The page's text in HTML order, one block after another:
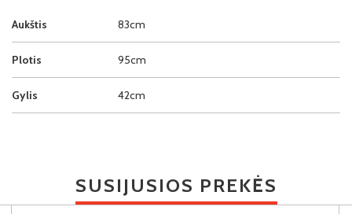
Aukštis 83cm
Plotis 95cm
Gylis 42cm
SUSIJUSIOS PREKĖS